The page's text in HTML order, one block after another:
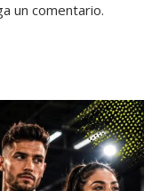
un comentario.